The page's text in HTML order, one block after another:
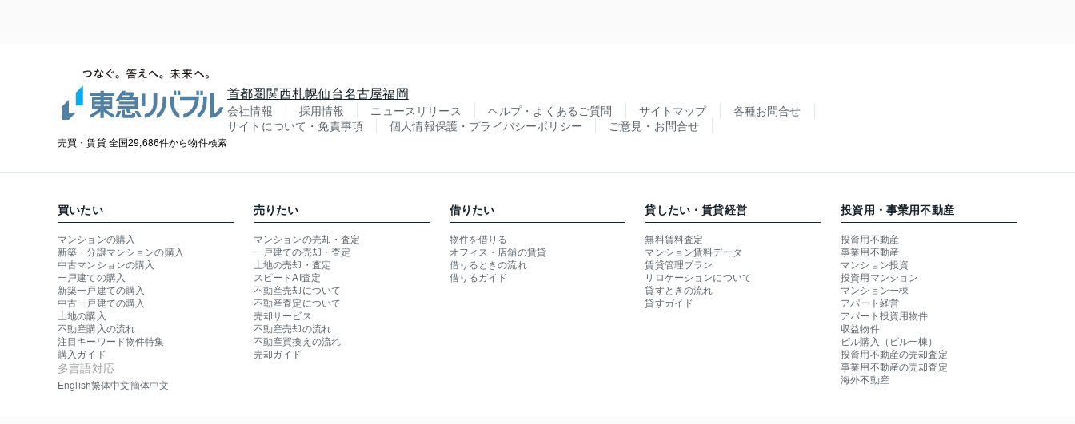
売買・賃貸 全国29,686件から物件検索
首都圏関西札幌仙台名古屋福岡
会社情報 採用情報 ニュースリリース ヘルプ・よくあるご質問 サイトマップ
各種お問合せ
サイトについて・免責事項
個人情報保護・プライバシーポリシー ご意見・お問合せ
買いたい
マンションの購入
新築・分譲マンションの購入
中古マンションの購入
一戸建ての購入
新築一戸建ての購入
中古一戸建ての購入
土地の購入
不動産購入の流れ
注目キーワード物件特集
購入ガイド
多言語対応
English繁体中文簡体中文
売りたい
マンションの売却・査定
一戸建ての売却・査定
土地の売却・査定
スピードAI査定
不動産売却について
不動産査定について
売却サービス
不動産売却の流れ
不動産買換えの流れ
売却ガイド
借りたい
物件を借りる
オフィス・店舗の賃貸
借りるときの流れ
借りるガイド
貸したい・賃貸経営
無料賃料査定
マンション賃料データ
賃貸管理プラン
リロケーションについて
貸すときの流れ
貸すガイド
投資用・事業用不動産
投資用不動産
事業用不動産
マンション投資
投資用マンション
マンション一棟
アパート経営
アパート投資用物件
収益物件
ビル購入（ビル一棟）
投資用不動産の売却査定
事業用不動産の売却査定
海外不動産